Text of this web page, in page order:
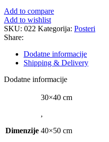
Add to compare
Add to wishlist
SKU: 022 Kategorija: Posteri
Share:
Dodatne informacije
Shipping & Delivery
Dodatne informacije
Dimenzije
30×40 cm
,
40×50 cm